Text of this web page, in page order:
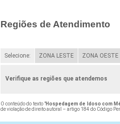
Regiões de Atendimento
Selecione: ZONA LESTE ZONA OESTE
Verifique as regiões que atendemos
O conteúdo do texto "Hospedagem de Idoso com
de violação de direito autoral – artigo 184 do Código